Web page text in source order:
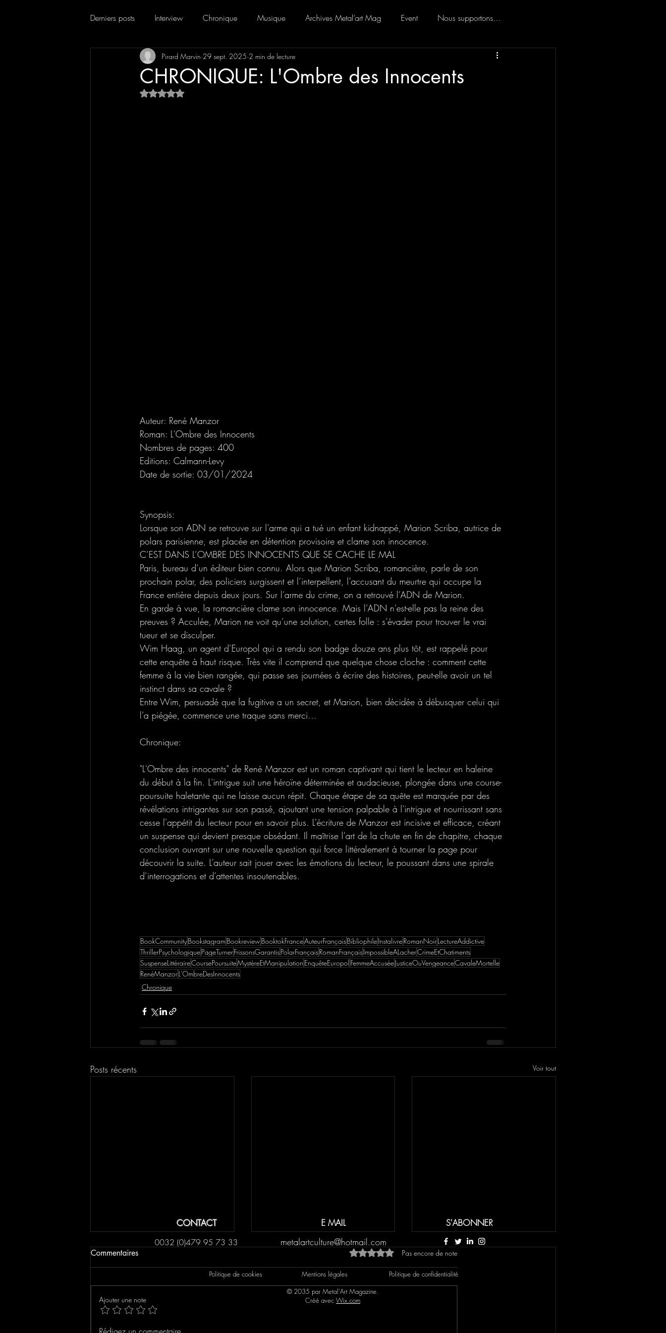
Derniers posts Interview Chronique Musique Archives Metal’art Mag Event Nous supportons…
CHRONIQUE: L'Ombre des Innocents
Pirard Marvin 29 sept. 2025 2 min de lecture
Noté NaN étoiles sur 5.
Auteur: René Manzor
Roman: L'Ombre des Innocents
Nombres de pages: 400
Editions: Calmann-Levy
Date de sortie: 03/01/2024
Synopsis:
Lorsque son ADN se retrouve sur l'arme qui a tué un enfant kidnappé, Marion Scriba, autrice de
polars parisienne, est placée en détention provisoire et clame son innocence.
C’EST DANS L’OMBRE DES INNOCENTS QUE SE CACHE LE MAL
Paris, bureau d’un éditeur bien connu. Alors que Marion Scriba, romancière, parle de son
prochain polar, des policiers surgissent et l’interpellent, l’accusant du meurtre qui occupe la
France entière depuis deux jours. Sur l’arme du crime, on a retrouvé l’ADN de Marion.
En garde à vue, la romancière clame son innocence. Mais l’ADN n’est-elle pas la reine des
preuves ? Acculée, Marion ne voit qu’une solution, certes folle : s’évader pour trouver le vrai
tueur et se disculper.
Wim Haag, un agent d’Europol qui a rendu son badge douze ans plus tôt, est rappelé pour
cette enquête à haut risque. Très vite il comprend que quelque chose cloche : comment cette
femme à la vie bien rangée, qui passe ses journées à écrire des histoires, peut-elle avoir un tel
instinct dans sa cavale ?
Entre Wim, persuadé que la fugitive a un secret, et Marion, bien décidée à débusquer celui qui
l’a piégée, commence une traque sans merci…
Chronique:
"L'Ombre des innocents" de René Manzor est un roman captivant qui tient le lecteur en haleine
du début à la fin. L'intrigue suit une héroïne déterminée et audacieuse, plongée dans une course-
poursuite haletante qui ne laisse aucun répit. Chaque étape de sa quête est marquée par des
révélations intrigantes sur son passé, ajoutant une tension palpable à l'intrigue et nourrissant sans
cesse l'appétit du lecteur pour en savoir plus. L’écriture de Manzor est incisive et efficace, créant
un suspense qui devient presque obsédant. Il maîtrise l’art de la chute en fin de chapitre, chaque
conclusion ouvrant sur une nouvelle question qui force littéralement à tourner la page pour
découvrir la suite. L’auteur sait jouer avec les émotions du lecteur, le poussant dans une spirale
d’interrogations et d’attentes insoutenables.
BookCommunityBookstagram BookreviewBooktokFranceAuteurFrançaisBibliophileInstalivreRomanNoirLectureAddictive
ThrillerPsychologiquePageTurnerFrissonsGarantisPolarFrançaisRomanFrançaisImpossibleALacherCrimeEtChatiments
SuspenseLittéraireCoursePoursuiteMystèreEtManipulation EnquêteEuropol FemmeAccuséeJusticeOuVengeanceCavaleMortelle
RenéManzorL'OmbreDesInnocents
Chronique
Posts récents Voir tout
CHRONIQUE: Bestial
Commentaires Noté 0 étoile sur 5.Pas encore de note
Ajouter une note
CONTACT
0032 (0)479 95 73 33
E MAIL
metalartculture@hotmail.com
S'ABONNER
Politique de cookies Mentions légales
Politique de confidentialité
© 2035 par Metal'Art Magazine.
Créé avec Wix.com